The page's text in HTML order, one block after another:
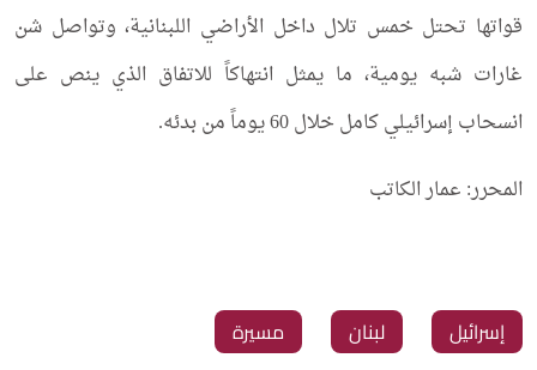
قواتها تحتل خمس تلال داخل الأراضي اللبنانية، وتواصل شن
غارات شبه يومية، ما يمثل انتهاكاً للاتفاق الذي ينص على
انسحاب إسرائيلي كامل خلال 60 يوماً من بدئه.
المحرر: عمار الكاتب
‏إسرائيل ‏لبنان ‏مسيرة